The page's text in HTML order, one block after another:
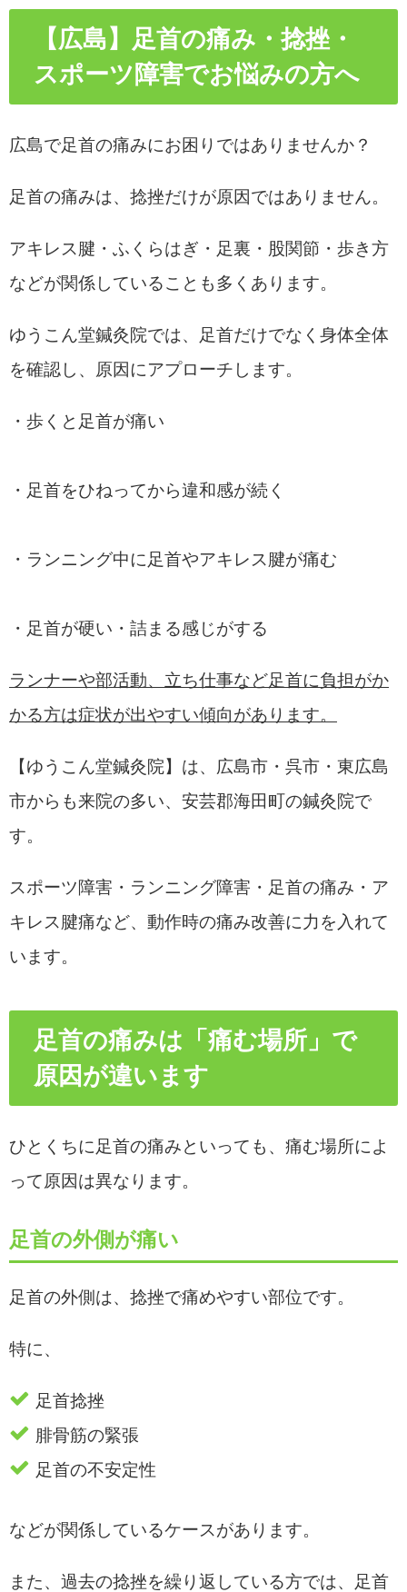
【広島】足首の痛み・捻挫・
スポーツ障害でお悩みの方へ
広島で足首の痛みにお困りではありませんか？
足首の痛みは、捻挫だけが原因ではありません。
アキレス腱・ふくらはぎ・足裏・股関節・歩き方
などが関係していることも多くあります。
ゆうこん堂鍼灸院では、足首だけでなく身体全体
を確認し、原因にアプローチします。
・歩くと足首が痛い
・足首をひねってから違和感が続く
・ランニング中に足首やアキレス腱が痛む
・足首が硬い・詰まる感じがする
ランナーや部活動、立ち仕事など足首に負担がか
かる方は症状が出やすい傾向があります。
【ゆうこん堂鍼灸院】は、広島市・呉市・東広島
市からも来院の多い、安芸郡海田町の鍼灸院で
す。
スポーツ障害・ランニング障害・足首の痛み・ア
キレス腱痛など、動作時の痛み改善に力を入れて
います。
足首の痛みは「痛む場所」で
原因が違います
ひとくちに足首の痛みといっても、痛む場所によ
って原因は異なります。
足首の外側が痛い
足首の外側は、捻挫で痛めやすい部位です。
特に、
足首捻挫
腓骨筋の緊張
足首の不安定性
などが関係しているケースがあります。
また、過去の捻挫を繰り返している方では、足首